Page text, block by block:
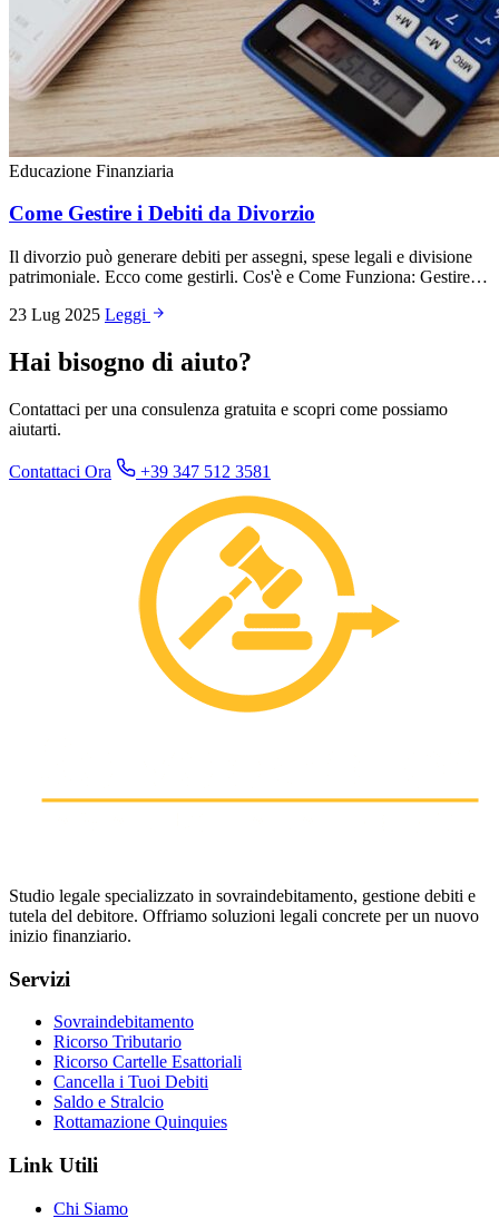
Educazione Finanziaria
Come Gestire i Debiti da Divorzio
Il divorzio può generare debiti per assegni, spese legali e divisione
patrimoniale. Ecco come gestirli. Cos'è e Come Funziona: Gestire…
23 Lug 2025 Leggi
Hai bisogno di aiuto?
Contattaci per una consulenza gratuita e scopri come possiamo
aiutarti.
Contattaci Ora +39 347 512 3581
Studio legale specializzato in sovraindebitamento, gestione debiti e
tutela del debitore. Offriamo soluzioni legali concrete per un nuovo
inizio finanziario.
Servizi
Sovraindebitamento
Ricorso Tributario
Ricorso Cartelle Esattoriali
Cancella i Tuoi Debiti
Saldo e Stralcio
Rottamazione Quinquies
Link Utili
Chi Siamo